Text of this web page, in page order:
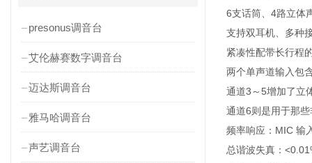
presonus调音台
艾伦赫赛数字调音台
迈达斯调音台
雅马哈调音台
声艺调音台
6支话筒、4路立体
支持双耳机、多种
紧凑性配带长行程
两个单声道输入包
通道3～5增加了立
通道6则是用于那
频率响应：MIC 输
总谐波失真：